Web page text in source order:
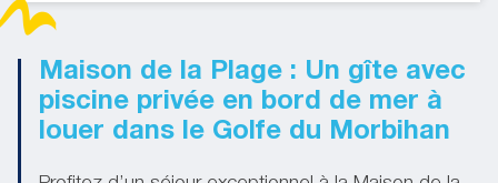
Maison de la Plage : Un gîte avec
piscine privée en bord de mer à
louer dans le Golfe du Morbihan